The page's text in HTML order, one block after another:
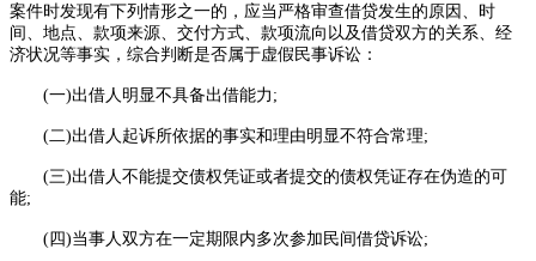
案件时发现有下列情形之一的，应当严格审查借贷发生的原因、时
间、地点、款项来源、交付方式、款项流向以及借贷双方的关系、经
济状况等事实，综合判断是否属于虚假民事诉讼：
(一)出借人明显不具备出借能力;
(二)出借人起诉所依据的事实和理由明显不符合常理;
(三)出借人不能提交债权凭证或者提交的债权凭证存在伪造的可
能;
(四)当事人双方在一定期限内多次参加民间借贷诉讼;